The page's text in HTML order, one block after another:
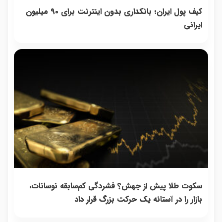
کیف پول ایران؛ بانکداری بدون اینترنت برای ۹۰ میلیون
ایرانی
سکوت طلا پیش از جهش؟ فشردگی کم‌سابقه نوسانات،
بازار را در آستانه یک حرکت بزرگ قرار داد